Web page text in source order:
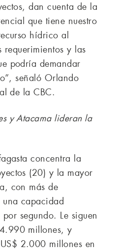
dan cuenta de la
que tiene nuestro
hídrico al
requerimientos y las
podría demandar
señaló Orlando
de la CBC.
y Atacama lideran la
concentra la
(20) y la mayor
con más de
capacidad
segundo. Le siguen
millones, y
2.000 millones en